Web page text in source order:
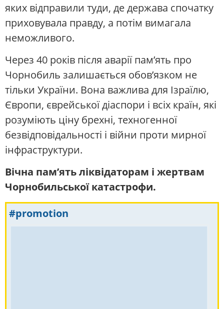
яких відправили туди, де держава спочатку
приховувала правду, а потім вимагала
неможливого.
Через 40 років після аварії пам’ять про
Чорнобиль залишається обов’язком не
тільки України. Вона важлива для Ізраїлю,
Європи, єврейської діаспори і всіх країн, які
розуміють ціну брехні, техногенної
безвідповідальності і війни проти мирної
інфраструктури.
Вічна пам’ять ліквідаторам і жертвам
Чорнобильської катастрофи.
#promotion